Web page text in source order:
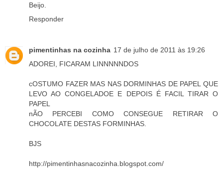
Beijo.
Responder
pimentinhas na cozinha 17 de julho de 2011 às 19:26
ADOREI, FICARAM LINNNNNDOS
cOSTUMO FAZER MAS NAS DORMINHAS DE PAPEL QUE
LEVO AO CONGELADOE E DEPOIS É FACIL TIRAR O
PAPEL
nÃO PERCEBI COMO CONSEGUE RETIRAR O
CHOCOLATE DESTAS FORMINHAS.
BJS
http://pimentinhasnacozinha.blogspot.com/